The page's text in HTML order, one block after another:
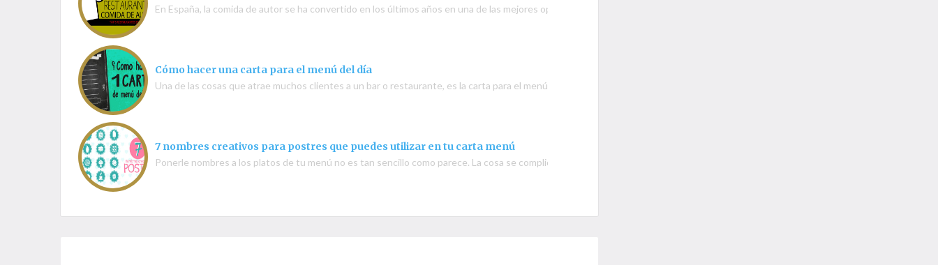
En España, la comida de autor se ha convertido en los últimos años en una de las mejores opciones para muchos restaurantes. Por medio de la comida de autor, un chef puede
Cómo hacer una carta para el menú del día
Una de las cosas que atrae muchos clientes a un bar o restaurante, es la carta para el menú del día, ya que son mucho más baratos y se tienen preparados rápidamente. Vamos a
7 nombres creativos para postres que puedes utilizar en tu carta menú
Ponerle nombres a los platos de tu menú no es tan sencillo como parece. La cosa se complica un poco más cuando queremos poner nombres creativos para postres de nuestro